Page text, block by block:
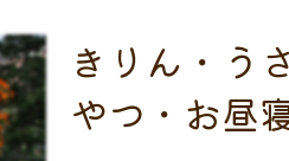
きりん・う
やつ・お昼